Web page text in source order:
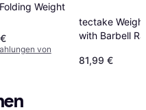
Weight
von
tectake
with Barbell
81,99 €